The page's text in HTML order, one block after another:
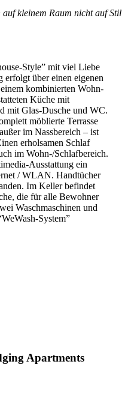
kleinem Raum nicht auf Stil
Style” mit viel Liebe
über einen eigenen
kombinierten Wohn-
Küche mit
mit Glas-Dusche und WC.
möblierte Terrasse
im Nassbereich – ist
erholsamen Schlaf
im Wohn-/Schlafbereich.
Ausstattung ein
/ WLAN. Handtücher
Im Keller befindet
die für alle Bewohner
Waschmaschinen und
System”
Apartments